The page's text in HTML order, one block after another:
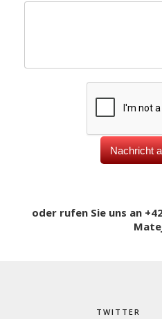
oder rufen Sie uns an
TWITTER